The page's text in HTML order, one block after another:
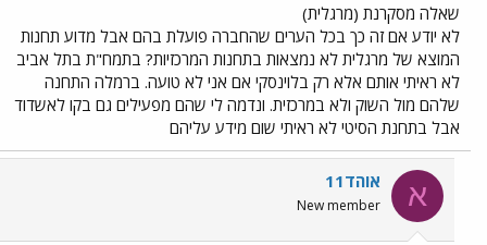
שאלה מסקרנת (מרגלית)
לא יודע אם זה כך בכל הערים שהחברה פועלת בהם אבל מדוע תחנות
המוצא של מרגלית לא נמצאות בתחנות המרכזיות? בתמח"ת בתל אביב
לא ראיתי אותם אלא רק בלוינסקי אם אני לא טועה. ברמלה התחנה
שלהם מול השוק ולא במרכזית. ונדמה לי שהם מפעילים גם בקו לאשדוד
אבל בתחנת הסיטי לא ראיתי שום מידע עליהם
א אוהד11
New member